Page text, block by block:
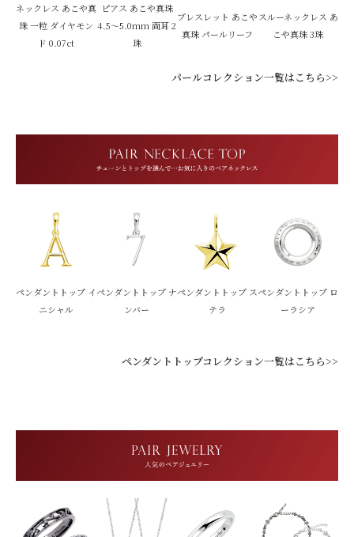
ネックレス あこや真
珠 一粒 ダイヤモン
ド 0.07ct
ピアス あこや真珠
4.5～5.0mm 両耳 2
珠
ブレスレット あこや
真珠 パールリーフ
スルーネックレス あ
こや真珠 3珠
パールコレクション一覧はこちら>>
ペンダントトップ イ
ニシャル
ペンダントトップ ナ
ンバー
ペンダントトップ ス
テラ
ペンダントトップ ロ
ーラシア
ペンダントトップコレクション一覧はこちら>>